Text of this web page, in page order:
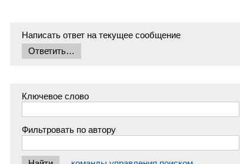
Написать ответ на текущее сообщение
Ключевое слово
Фильтровать по автору